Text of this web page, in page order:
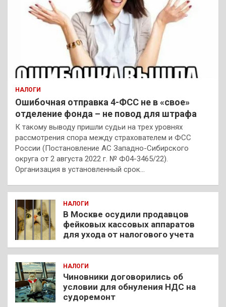
НАЛОГИ
Ошибочная отправка 4-ФСС не в «свое»
отделение фонда – не повод для штрафа
К такому выводу пришли судьи на трех уровнях
рассмотрения спора между страхователем и ФСС
России (Постановление АС Западно-Сибирского
округа от 2 августа 2022 г. № Ф04-3465/22).
Организация в установленный срок…
НАЛОГИ
В Москве осудили продавцов
фейковых кассовых аппаратов
для ухода от налогового учета
НАЛОГИ
Чиновники договорились об
условии для обнуления НДС на
судоремонт